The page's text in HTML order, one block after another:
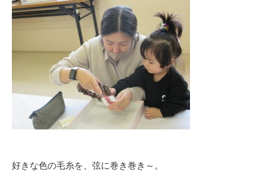
好きな色の毛糸を、弦に巻き巻き～。